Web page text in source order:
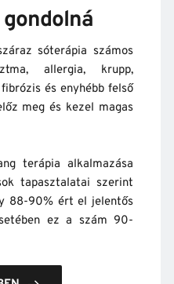
sóterápia számos
allergia, krupp,
és enyhébb felső
meg és kezel magas
terápia alkalmazása
tapasztalatai szerint
88-90% ért el jelentős
ez a szám 90-